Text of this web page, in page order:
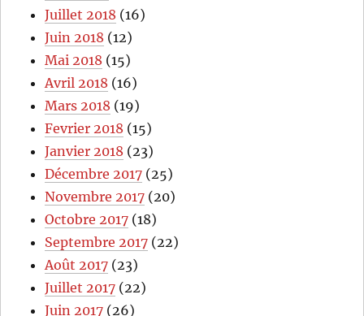
Juillet 2018 (16)
Juin 2018 (12)
Mai 2018 (15)
Avril 2018 (16)
Mars 2018 (19)
Fevrier 2018 (15)
Janvier 2018 (23)
Décembre 2017 (25)
Novembre 2017 (20)
Octobre 2017 (18)
Septembre 2017 (22)
Août 2017 (23)
Juillet 2017 (22)
Juin 2017 (26)